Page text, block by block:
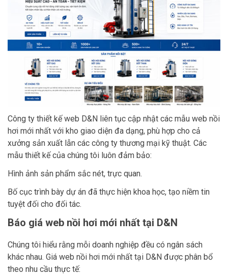
Công ty thiết kế web D&N liên tục cập nhật các mẫu web nồi
hơi mới nhất với kho giao diện đa dạng, phù hợp cho cả
xưởng sản xuất lẫn các công ty thương mại kỹ thuật. Các
mẫu thiết kế của chúng tôi luôn đảm bảo:
Hình ảnh sản phẩm sắc nét, trực quan.
Bố cục trình bày dự án đã thực hiện khoa học, tạo niềm tin
tuyệt đối cho đối tác.
Báo giá web nồi hơi mới nhất tại D&N
Chúng tôi hiểu rằng mỗi doanh nghiệp đều có ngân sách
khác nhau. Giá web nồi hơi mới nhất tại D&N được phân bổ
theo nhu cầu thực tế: